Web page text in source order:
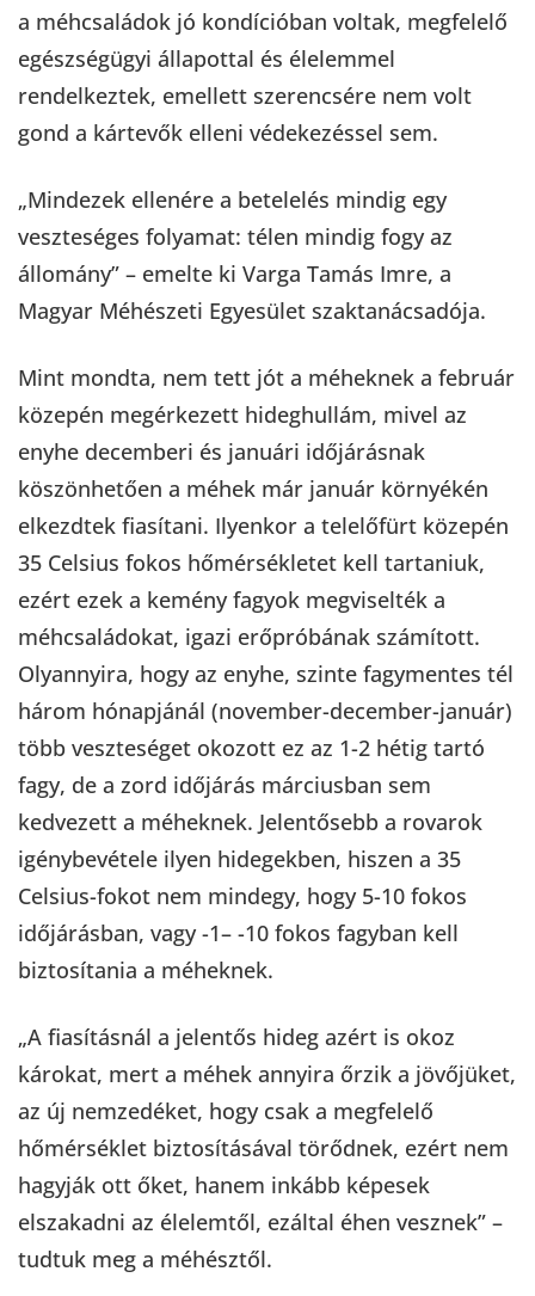
a méhcsaládok jó kondícióban voltak, megfelelő
egészségügyi állapottal és élelemmel
rendelkeztek, emellett szerencsére nem volt
gond a kártevők elleni védekezéssel sem.
„Mindezek ellenére a betelelés mindig egy
veszteséges folyamat: télen mindig fogy az
állomány” – emelte ki Varga Tamás Imre, a
Magyar Méhészeti Egyesület szaktanácsadója.
Mint mondta, nem tett jót a méheknek a február
közepén megérkezett hideghullám, mivel az
enyhe decemberi és januári időjárásnak
köszönhetően a méhek már január környékén
elkezdtek fiasítani. Ilyenkor a telelőfürt közepén
35 Celsius fokos hőmérsékletet kell tartaniuk,
ezért ezek a kemény fagyok megviselték a
méhcsaládokat, igazi erőpróbának számított.
Olyannyira, hogy az enyhe, szinte fagymentes tél
három hónapjánál (november-december-január)
több veszteséget okozott ez az 1-2 hétig tartó
fagy, de a zord időjárás márciusban sem
kedvezett a méheknek. Jelentősebb a rovarok
igénybevétele ilyen hidegekben, hiszen a 35
Celsius-fokot nem mindegy, hogy 5-10 fokos
időjárásban, vagy -1– -10 fokos fagyban kell
biztosítania a méheknek.
„A fiasításnál a jelentős hideg azért is okoz
károkat, mert a méhek annyira őrzik a jövőjüket,
az új nemzedéket, hogy csak a megfelelő
hőmérséklet biztosításával törődnek, ezért nem
hagyják ott őket, hanem inkább képesek
elszakadni az élelemtől, ezáltal éhen vesznek” –
tudtuk meg a méhésztől.